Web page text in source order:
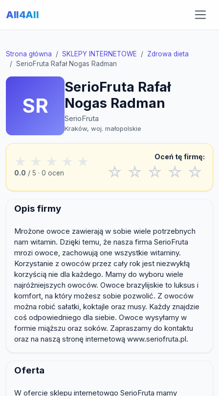
All4All
Strona główna SKLEPY INTERNETOWE
Zdrowa dieta
SerioFruta Rafał Nogas Radman
SR
SerioFruta Rafał
Nogas Radman
SerioFruta
Kraków, woj. małopolskie
★ ★ ★ ★ ★
0.0 / 5 · 0 ocen
Oceń tę firmę:
☆ ☆ ☆ ☆ ☆
Opis firmy
Mrożone owoce zawierają w sobie wiele potrzebnych
nam witamin. Dzięki temu, że nasza firma SerioFruta
mrozi owoce, zachowują one wszystkie witaminy.
Korzystanie z owoców przez cały rok jest niezwykłą
korzyścią nie dla każdego. Mamy do wyboru wiele
najróżniejszych owoców. Owoce brazylijskie to luksus i
komfort, na który możesz sobie pozwolić. Z owoców
można robić sałatki, koktajle oraz musy. Każdy znajdzie
coś odpowiedniego dla siebie. Owoce wysyłamy w
formie miąższu oraz soków. Zapraszamy do kontaktu
oraz na naszą stronę internetową www.seriofruta.pl.
Oferta
W ofercie sklepu internetowgo SerioFruta mamy